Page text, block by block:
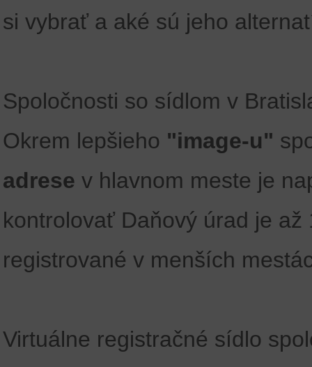
si vybrať a aké sú jeho
Spoločnosti so sídlom v
Okrem lepšieho "image-u"
adrese v hlavnom meste je
kontrolovať Daňový úrad je
registrované v menších
Virtuálne registračné sídlo